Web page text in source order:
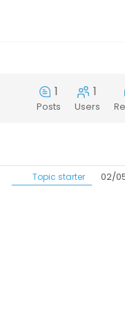
1
Posts
1
Users
Topic starter 02/